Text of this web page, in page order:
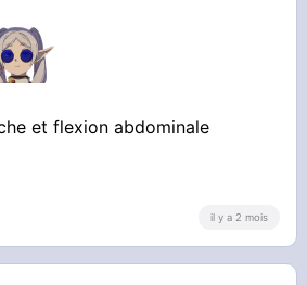
et flexion abdominale
il y a 2 mois